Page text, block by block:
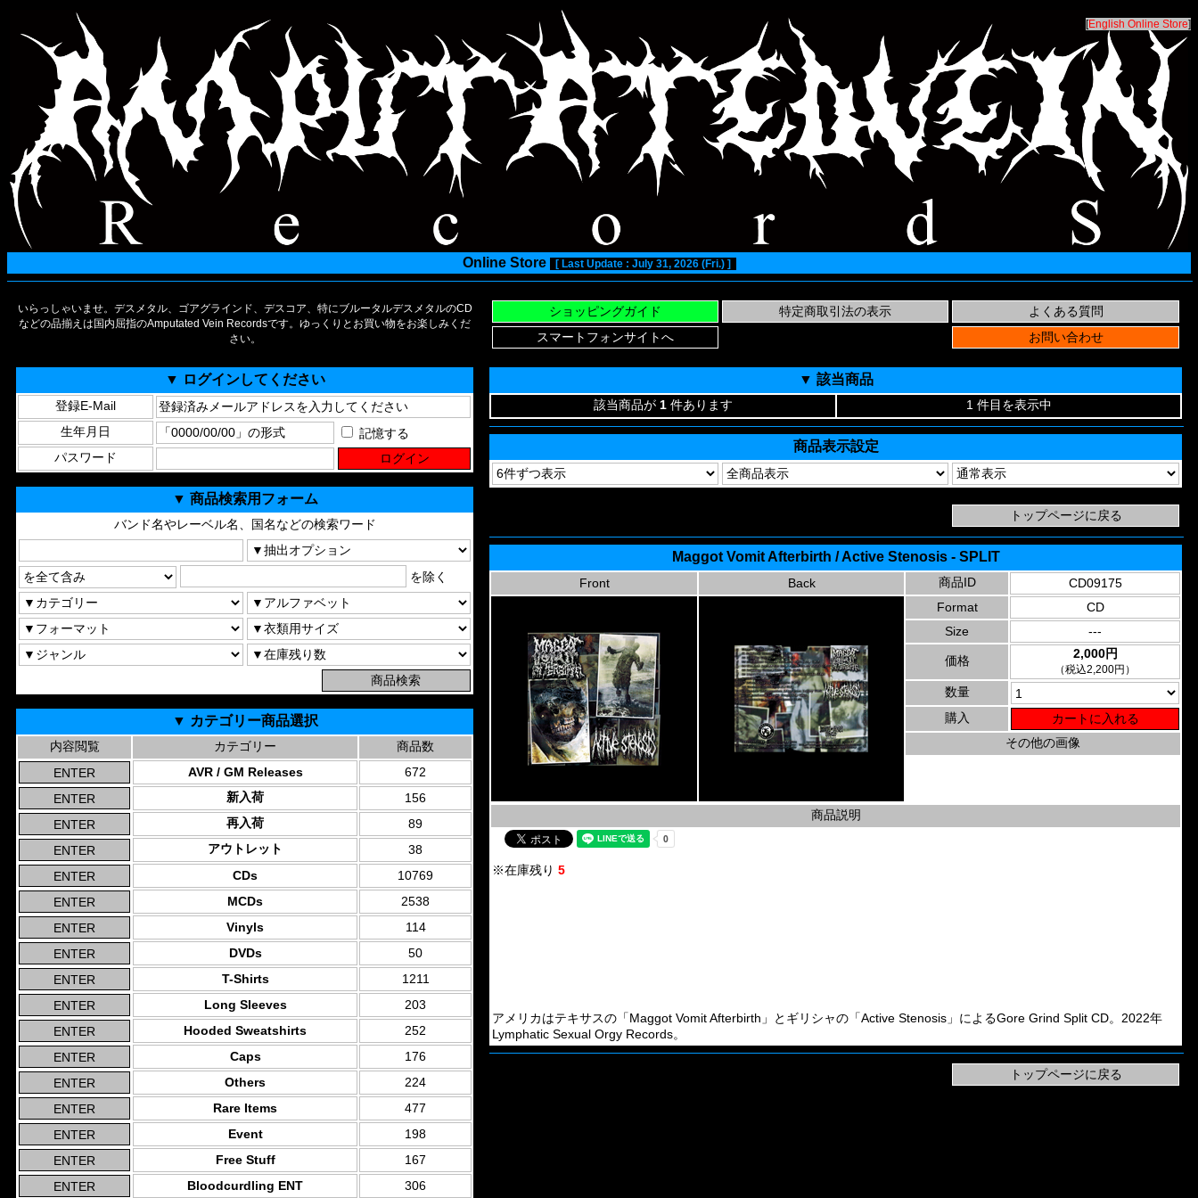
[English Online Store]
Online Store [ Last Update : July 31, 2026 (Fri.) ]
いらっしゃいませ。デスメタル、ゴアグラインド、デスコア、特にブルータルデスメタルのCD
などの品揃えは国内屈指のAmputated Vein Recordsです。ゆっくりとお買い物をお楽しみくだ
さい。
▼ ログインしてください
登録E-Mail
生年月日
記憶する
パスワード
▼ 商品検索用フォーム
バンド名やレーベル名、国名などの検索ワード
を除く
▼ カテゴリー商品選択
内容閲覧 カテゴリー
商品数
AVR / GM Releases
672
新入荷
156
再入荷
89
アウトレット
38
CDs
10769
MCDs
2538
Vinyls
114
DVDs
50
T-Shirts
1211
Long Sleeves
203
Hooded Sweatshirts
252
Caps
176
Others
224
Rare Items
477
Event
198
Free Stuff
167
Bloodcurdling ENT
306
▼ 該当商品
該当商品が 1 件あります 1 件目を表示中
商品表示設定
Maggot Vomit Afterbirth / Active Stenosis - SPLIT
Front Back 商品ID
CD09175
Format
CD
Size
---
価格 2,000円
（税込2,200円）
数量
購入
その他の画像
商品説明
※在庫残り 5
アメリカはテキサスの「Maggot Vomit Afterbirth」とギリシャの「Active Stenosis」によるGore Grind Split CD。2022年
Lymphatic Sexual Orgy Records。